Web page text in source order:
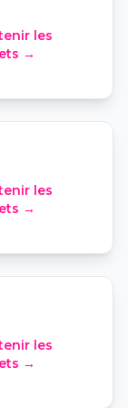
les
→
les
→
to Queen
les
→An